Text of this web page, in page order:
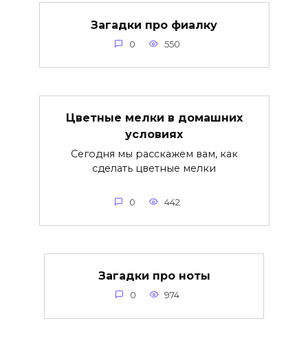
Загадки про фиалку
0 550
Цветные мелки в домашних
условиях
Сегодня мы расскажем вам, как
сделать цветные мелки
0 442
Загадки про ноты
0 974